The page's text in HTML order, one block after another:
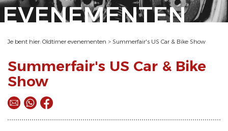
EVENEMENTEN
Je bent hier: Oldtimer evenementen > Summerfair's US Car & Bike Show
Summerfair's US Car & Bike
Show